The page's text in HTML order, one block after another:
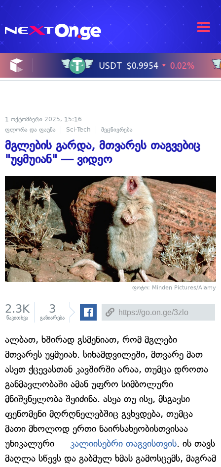
1 ოქტომბერი 2025, 15:16
ფლორა და ფაუნა
Sci-Tech მეცნიერება
მგლების გარდა, მთვარეს თაგვებიც
"უყმუიან" — ვიდეო
ფოტო: Minden Pictures/Alamy
2.3K
წაკითხვა
3
გაზიარება
ალბათ, ხშირად გსმენიათ, რომ მგლები
მთვარეს უყმუიან. სინამდვილეში, მთვარე მათ
ასეთ ქცევასთან კავშირში არაა, თუმცა დროთა
განმავლობაში ამან უფრო სიმბოლური
მნიშვნელობა შეიძინა. ასეა თუ ისე, მსგავსი
ფენომენი მღრღნელებშიც გვხვდება, თუმცა
მათი მხოლოდ ერთი ნაირსახეობისთვისაა
უნიკალური — კალიისებრი თაგვისთვის. ის თავს
მაღლა სწევს და გაბმულ ხმას გამოსცემს, მაგრამ